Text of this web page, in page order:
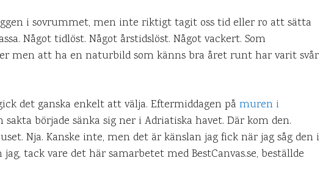
i sovrummet, men inte riktigt tagit oss tid eller ro att sätta
Något tidlöst. Något årstidslöst. Något vackert. Som
men att ha en naturbild som känns bra året runt har varit svår
det ganska enkelt att välja. Eftermiddagen på muren i
började sänka sig ner i Adriatiska havet. Där kom den.
Nja. Kanske inte, men det är känslan jag fick när jag såg den i
tack vare det här samarbetet med BestCanvas.se, beställde